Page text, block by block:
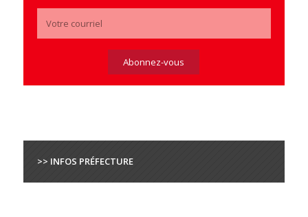
>> INFOS PRÉFECTURE